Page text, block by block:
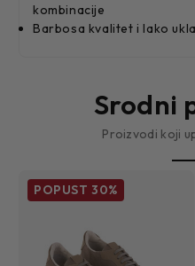
kombinacije
Barbosa kvalitet i lako
Srodni
Proizvodi koji
POPUST30%